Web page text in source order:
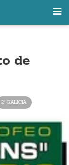
de
2ª GALICIA